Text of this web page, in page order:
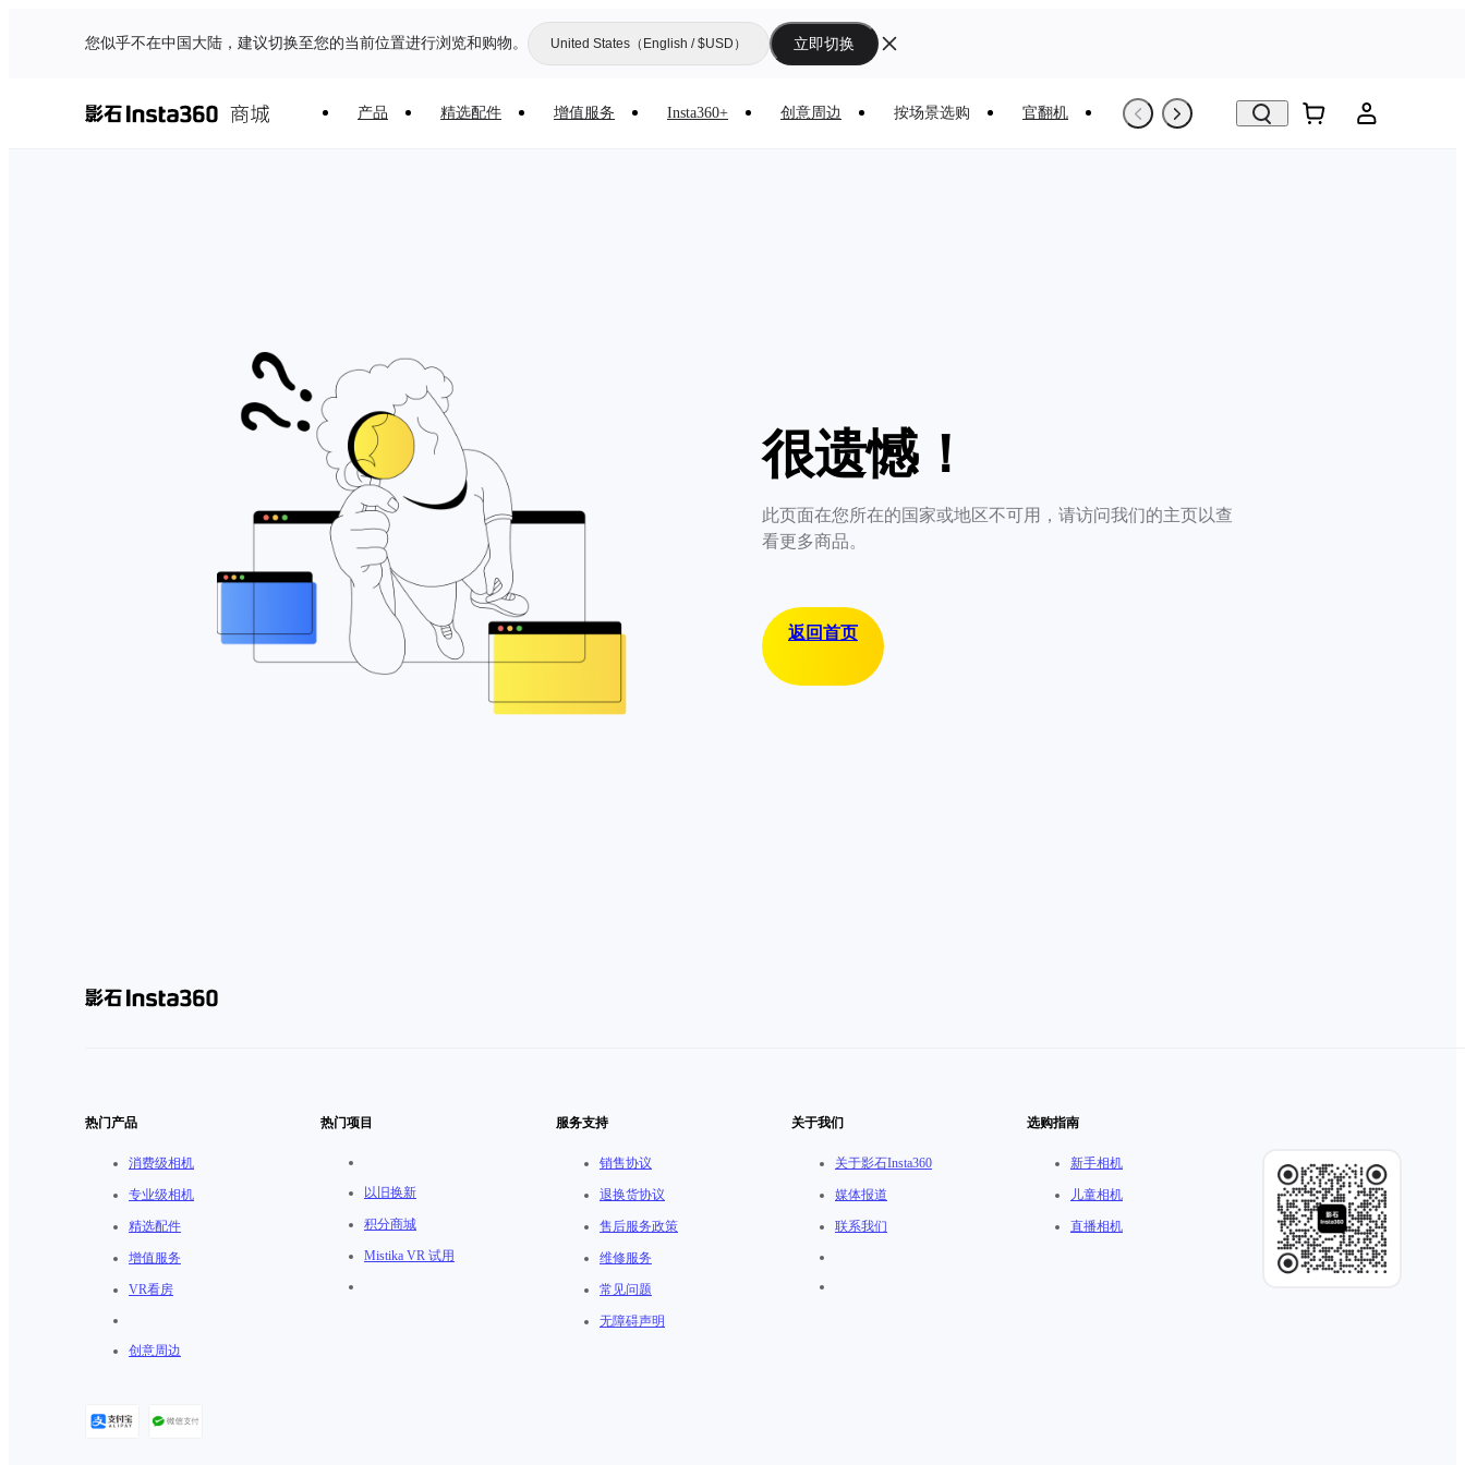
您似乎不在中国大陆，建议切换至您的当前位置进行浏览和购物。 United States（English / $USD） 立即切换
产品 精选配件 增值服务 Insta360+ 创意周边 按场景选购 官翻机 以旧换新 VR看房
很遗憾！
此页面在您所在的国家或地区不可用，请访问我们的主页以查
看更多商品。
返回首页
热门产品
消费级相机
专业级相机
精选配件
增值服务
VR看房
创意周边
热门项目
以旧换新
积分商城
Mistika VR 试用
服务支持
销售协议
退换货协议
售后服务政策
维修服务
常见问题
无障碍声明
关于我们
关于影石Insta360
媒体报道
联系我们
选购指南
新手相机
儿童相机
直播相机